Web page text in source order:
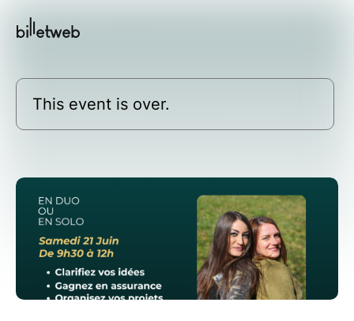
This event is over.